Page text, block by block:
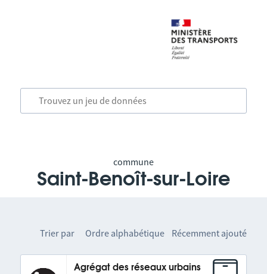
commune
Saint-Benoît-sur-Loire
Trier par Ordre alphabétique Récemment ajouté
Agrégat des réseaux urbains